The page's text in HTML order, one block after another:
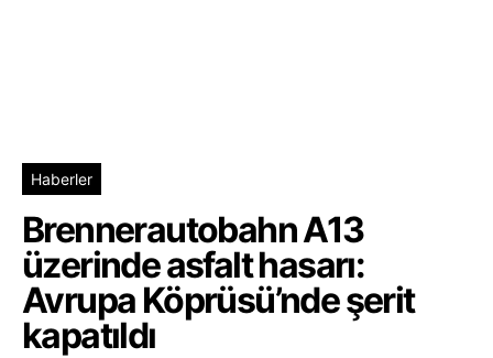
Haberler
Brennerautobahn A13
üzerinde asfalt hasarı:
Avrupa Köprüsü’nde şerit
kapatıldı